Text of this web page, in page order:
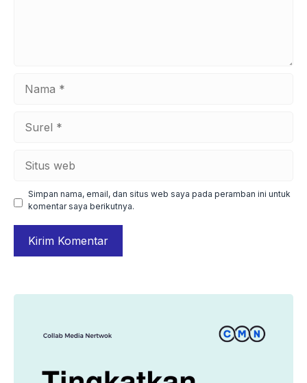
Simpan nama, email, dan situs web saya pada peramban ini untuk
komentar saya berikutnya.